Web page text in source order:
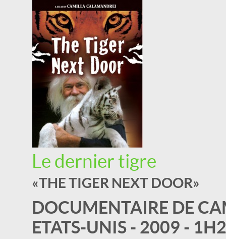
Le dernier tigre
« THE TIGER NEXT DOOR »
DOCUMENTAIRE DE
ETATS-UNIS - 2009 -